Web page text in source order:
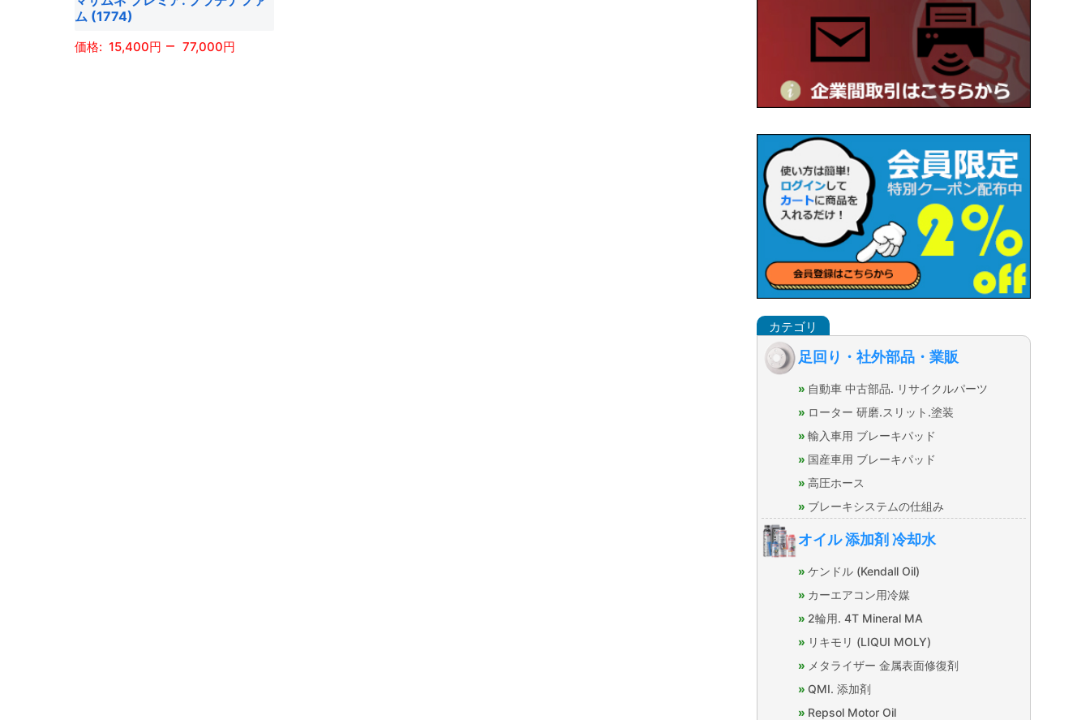
ム (1774)
15,400 – 77,000
足回り・社外部品・業販
自動車 中古部品. リサイクルパーツ
ローター 研磨.スリット.塗装
輸入車用 ブレーキパッド
国産車用 ブレーキパッド
高圧ホース
ブレーキシステムの仕組み
オイル 添加剤 冷却水
ケンドル (Kendall Oil)
カーエアコン用冷媒
2輪用. 4T Mineral MA
リキモリ (LIQUI MOLY)
メタライザー 金属表面修復剤
QMI. 添加剤
Repsol Motor Oil